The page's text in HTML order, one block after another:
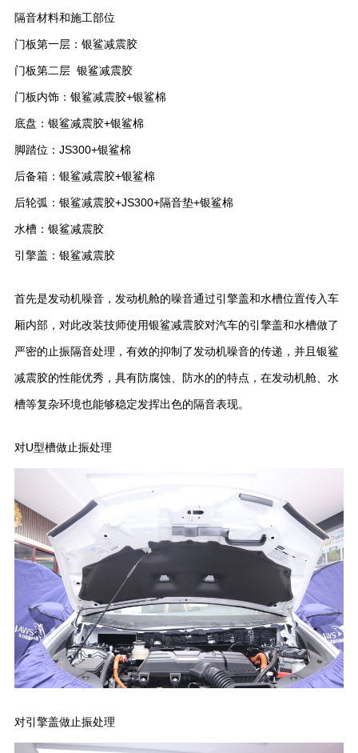
隔音材料和施工部位
门板第一层：银鲨减震胶
门板第二层 银鲨减震胶
门板内饰：银鲨减震胶+银鲨棉
底盘：银鲨减震胶+银鲨棉
脚踏位：JS300+银鲨棉
后备箱：银鲨减震胶+银鲨棉
后轮弧：银鲨减震胶+JS300+隔音垫+银鲨棉
水槽：银鲨减震胶
引擎盖：银鲨减震胶
首先是发动机噪音，发动机舱的噪音通过引擎盖和水槽位置传入车
厢内部，对此改装技师使用银鲨减震胶对汽车的引擎盖和水槽做了
严密的止振隔音处理，有效的抑制了发动机噪音的传递，并且银鲨
减震胶的性能优秀，具有防腐蚀、防水的的特点，在发动机舱、水
槽等复杂环境也能够稳定发挥出色的隔音表现。
对U型槽做止振处理
对引擎盖做止振处理